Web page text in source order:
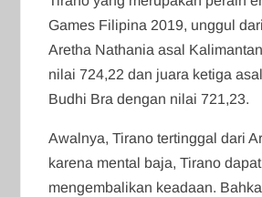
Games Filipina 2019, unggul
Aretha Nathania asal
nilai 724,22 dan juara ketiga
Budhi Bra dengan nilai 721,23.
Awalnya, Tirano tertinggal dari
karena mental baja, Tirano dapat
mengembalikan keadaan.